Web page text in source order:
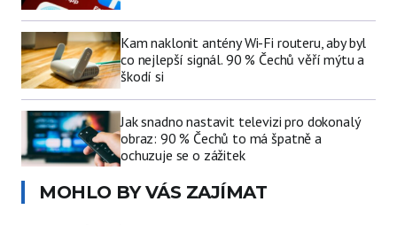
Kam naklonit antény Wi-Fi routeru, aby byl
co nejlepší signál. 90 % Čechů věří mýtu a
škodí si
Jak snadno nastavit televizi pro dokonalý
obraz: 90 % Čechů to má špatně a
ochuzuje se o zážitek
MOHLO BY VÁS ZAJÍMAT